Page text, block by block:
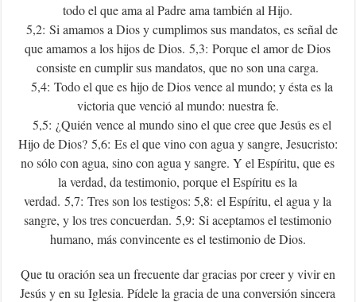
todo el que ama al Padre ama también al Hijo.
5,2: Si amamos a Dios y cumplimos sus mandatos, es señal de
que amamos a los hijos de Dios. 5,3: Porque el amor de Dios
consiste en cumplir sus mandatos, que no son una carga.
5,4: Todo el que es hijo de Dios vence al mundo; y ésta es la
victoria que venció al mundo: nuestra fe.
5,5: ¿Quién vence al mundo sino el que cree que Jesús es el
Hijo de Dios? 5,6: Es el que vino con agua y sangre, Jesucristo:
no sólo con agua, sino con agua y sangre. Y el Espíritu, que es
la verdad, da testimonio, porque el Espíritu es la
verdad. 5,7: Tres son los testigos: 5,8: el Espíritu, el agua y la
sangre, y los tres concuerdan. 5,9: Si aceptamos el testimonio
humano, más convincente es el testimonio de Dios.
Que tu oración sea un frecuente dar gracias por creer y vivir en
Jesús y en su Iglesia. Pídele la gracia de una conversión sincera